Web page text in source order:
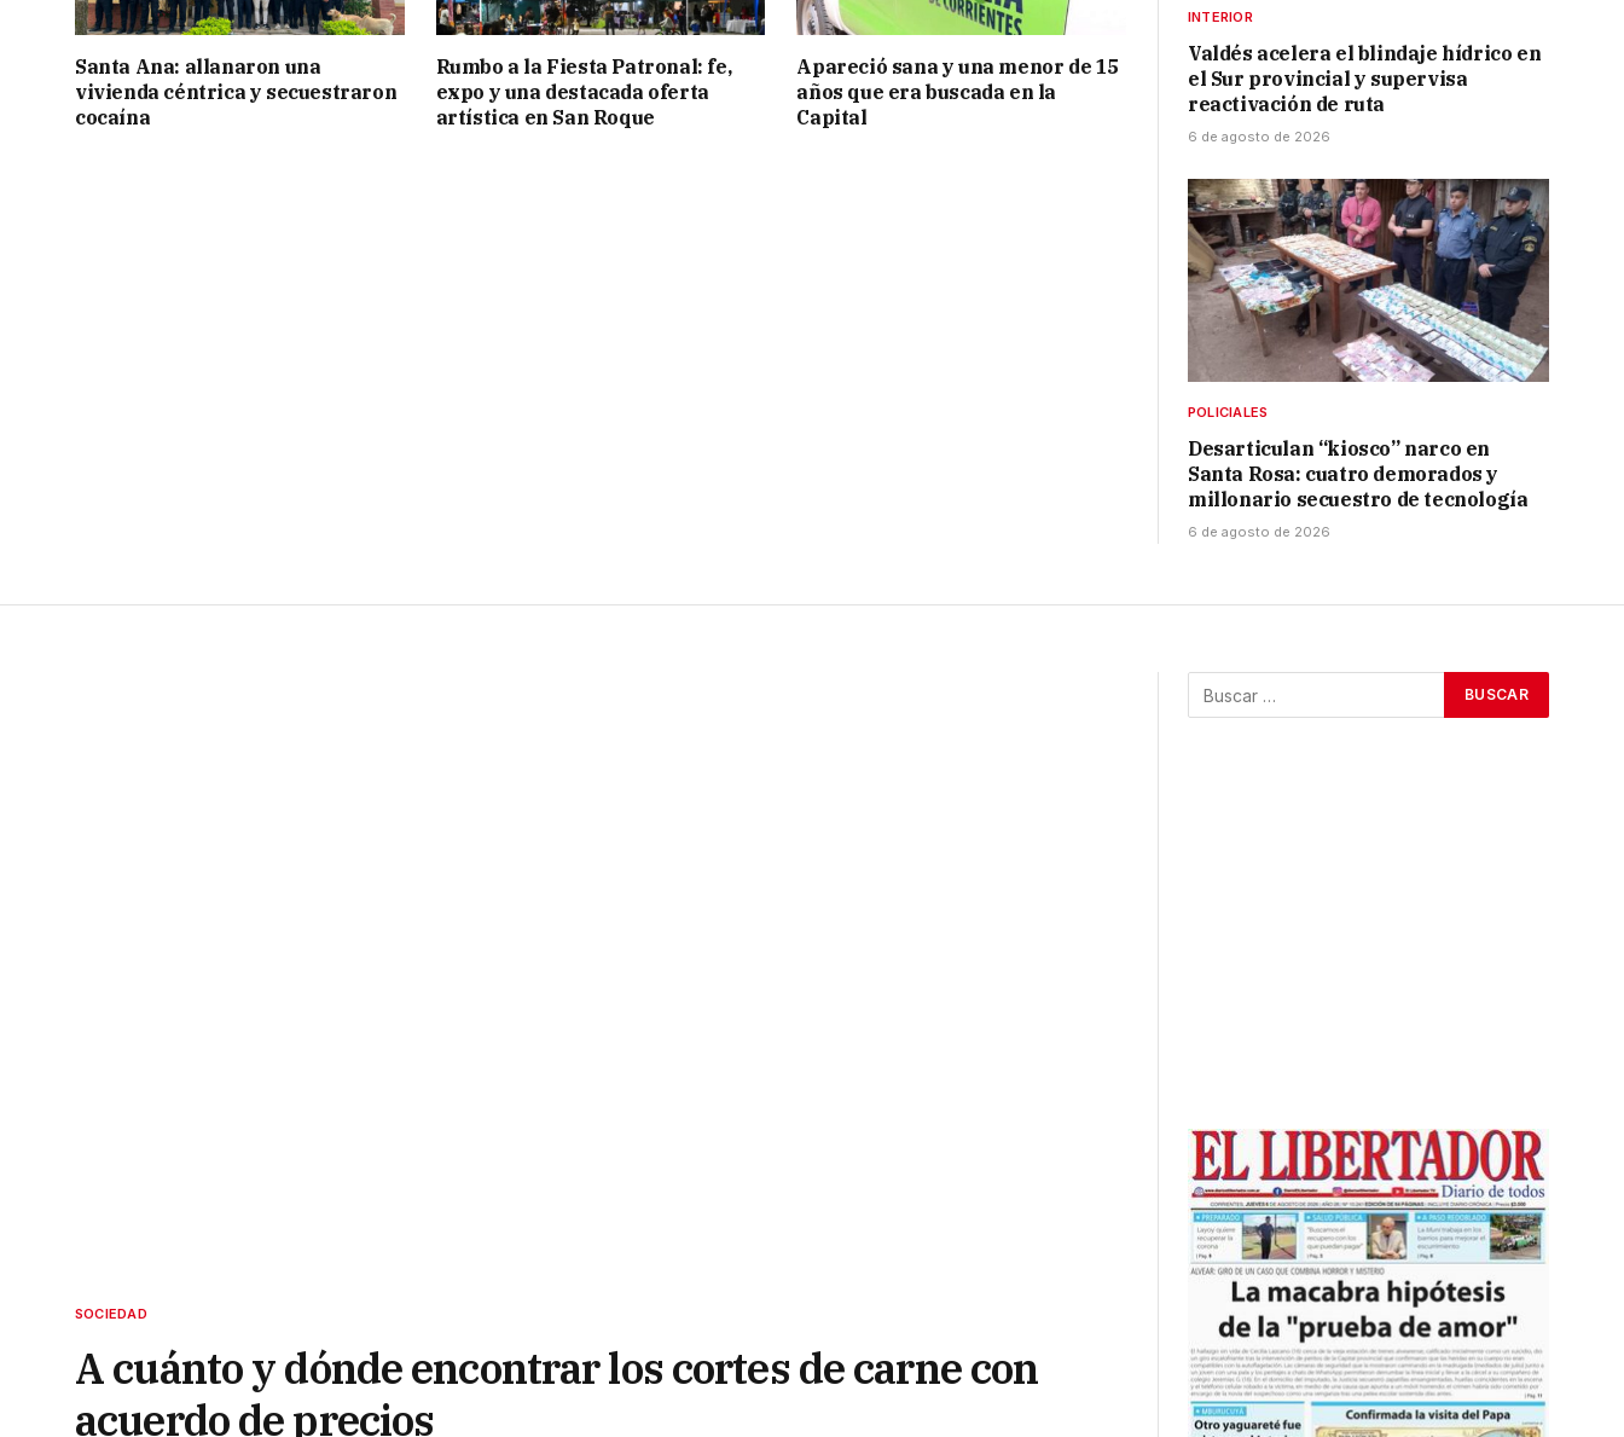
Santa Ana: allanaron una
vivienda céntrica y secuestraron
cocaína
Rumbo a la Fiesta Patronal: fe,
expo y una destacada oferta
artística en San Roque
Apareció sana y una menor de 15
años que era buscada en la
Capital
INTERIOR
Valdés acelera el blindaje hídrico en
el Sur provincial y supervisa
reactivación de ruta
6 de agosto de 2026
POLICIALES
Desarticulan “kiosco” narco en
Santa Rosa: cuatro demorados y
millonario secuestro de tecnología
6 de agosto de 2026
SOCIEDAD
A cuánto y dónde encontrar los cortes de carne con
acuerdo de precios